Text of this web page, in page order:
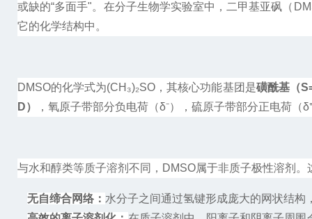
或缺的“多面手"。在分子生物学实验室中，二甲基亚砜（
它的化学结构中。
DMSO的化学式为(CH₃)₂SO ，其核心功能基团是磺酰基（
D） ，氧原子带部分负电荷（δ⁻），硫原子带部分正电荷（δ⁺
与水和醇类等质子溶剂不同， DMSO属于非质子极性溶剂
无自缔合网络 ： 水分子之间通过氢键形成庞大的网状结构